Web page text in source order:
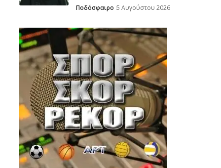
Ποδόσφαιρο 5 Αυγούστου 2026